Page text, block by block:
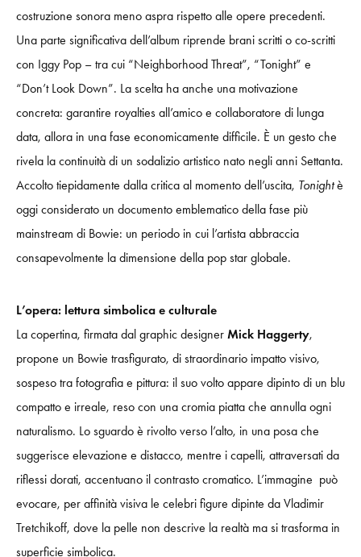
costruzione sonora meno aspra rispetto alle opere precedenti.
Una parte significativa dell’album riprende brani scritti o co-scritti
con Iggy Pop – tra cui “Neighborhood Threat”, “Tonight” e
“Don’t Look Down”. La scelta ha anche una motivazione
concreta: garantire royalties all’amico e collaboratore di lunga
data, allora in una fase economicamente difficile. È un gesto che
rivela la continuità di un sodalizio artistico nato negli anni Settanta.
Accolto tiepidamente dalla critica al momento dell’uscita, Tonightè
oggi considerato un documento emblematico della fase più
mainstream di Bowie: un periodo in cui l’artista abbraccia
consapevolmente la dimensione della pop star globale.
L’opera: lettura simbolica e culturale
La copertina, firmata dal graphic designer Mick Haggerty,
propone un Bowie trasfigurato, di straordinario impatto visivo,
sospeso tra fotografia e pittura: il suo volto appare dipinto di un blu
compatto e irreale, reso con una cromia piatta che annulla ogni
naturalismo. Lo sguardo è rivolto verso l’alto, in una posa che
suggerisce elevazione e distacco, mentre i capelli, attraversati da
riflessi dorati, accentuano il contrasto cromatico. L’immagine può
evocare, per affinità visiva le celebri figure dipinte da Vladimir
Tretchikoff, dove la pelle non descrive la realtà ma si trasforma in
superficie simbolica.